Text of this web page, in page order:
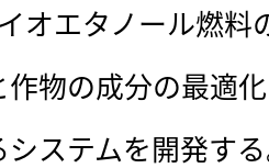
オエタノール燃料
物の成分の最適
ステムを開発す